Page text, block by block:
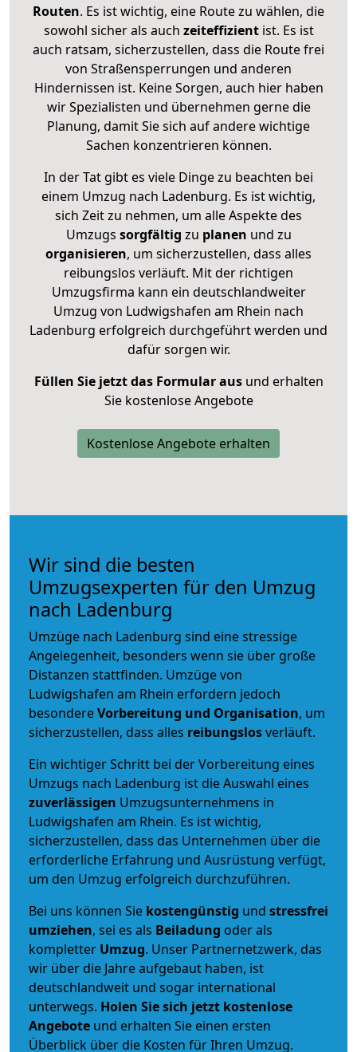
Routen. Es ist wichtig, eine Route zu wählen, die
sowohl sicher als auch zeiteffizientist. Es ist
auch ratsam, sicherzustellen, dass die Route frei
von Straßensperrungen und anderen
Hindernissen ist. Keine Sorgen, auch hier haben
wir Spezialisten und übernehmen gerne die
Planung, damit Sie sich auf andere wichtige
Sachen konzentrieren können.
In der Tat gibt es viele Dinge zu beachten bei
einem Umzug nach Ladenburg. Es ist wichtig,
sich Zeit zu nehmen, um alle Aspekte des
Umzugs sorgfältig zu planen und zu
organisieren, um sicherzustellen, dass alles
reibungslos verläuft. Mit der richtigen
Umzugsfirma kann ein deutschlandweiter
Umzug von Ludwigshafen am Rhein nach
Ladenburg erfolgreich durchgeführt werden und
dafür sorgen wir.
Füllen Sie jetzt das Formular ausund erhalten
Sie kostenlose Angebote
Kostenlose Angebote erhalten
Wir sind die besten
Umzugsexperten für den Umzug
nach Ladenburg
Umzüge nach Ladenburg sind eine stressige
Angelegenheit, besonders wenn sie über große
Distanzen stattfinden. Umzüge von
Ludwigshafen am Rhein erfordern jedoch
besondereVorbereitung und Organisation, um
sicherzustellen, dass alles reibungslosverläuft.
Ein wichtiger Schritt bei der Vorbereitung eines
Umzugs nach Ladenburg ist die Auswahl eines
zuverlässigen Umzugsunternehmens in
Ludwigshafen am Rhein. Es ist wichtig,
sicherzustellen, dass das Unternehmen über die
erforderliche Erfahrung und Ausrüstung verfügt,
um den Umzug erfolgreich durchzuführen.
Bei uns können Sie kostengünstig und stressfrei
umziehen, sei es als Beiladung oder als
kompletter Umzug. Unser Partnernetzwerk, das
wir über die Jahre aufgebaut haben, ist
deutschlandweit und sogar international
unterwegs. Holen Sie sich jetzt kostenlose
Angebote und erhalten Sie einen ersten
Überblick über die Kosten für Ihren Umzug.